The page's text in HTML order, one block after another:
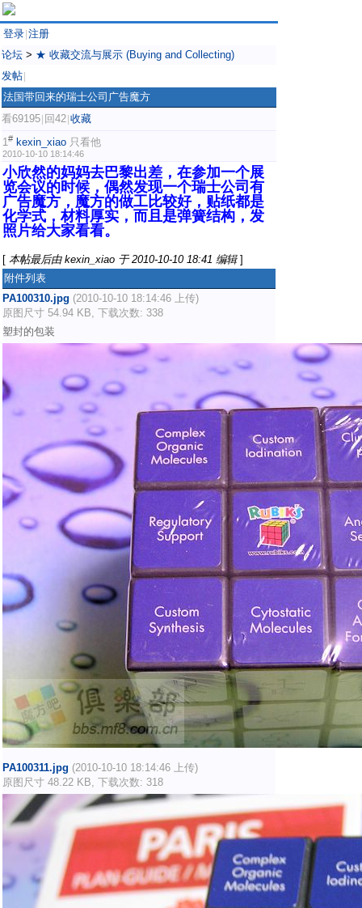
登录 注册
论坛 > ★ 收藏交流与展示 (Buying and Collecting)
发帖
法国带回来的瑞士公司广告魔方
看69195 回42 收藏
1# kexin_xiao 只看他
2010-10-10 18:14:46
小欣然的妈妈去巴黎出差，在参加一个展
览会议的时候，偶然发现一个瑞士公司有
广告魔方，魔方的做工比较好，贴纸都是
化学式，材料厚实，而且是弹簧结构，发
照片给大家看看。
[ 本帖最后由 kexin_xiao 于 2010-10-10 18:41 编辑 ]
附件列表
PA100310.jpg (2010-10-10 18:14:46 上传)
原图尺寸 54.94 KB, 下载次数: 338
塑封的包装
PA100311.jpg (2010-10-10 18:14:46 上传)
原图尺寸 48.22 KB, 下载次数: 318